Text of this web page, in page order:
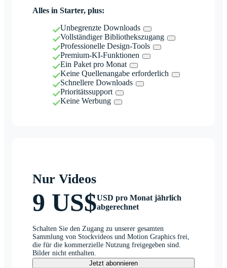
Alles in Starter, plus:
Unbegrenzte Downloads
Vollständiger Bibliothekszugang
Professionelle Design-Tools
Premium-KI-Funktionen
Ein Paket pro Monat
Keine Quellenangabe erforderlich
Schnellere Downloads
Prioritätssupport
Keine Werbung
Nur Videos
9 US$USD pro Monat jährlich
abgerechnet
Schalten Sie den Zugang zu unserer gesamten
Sammlung von Stockvideos und Motion Graphics frei,
die für die kommerzielle Nutzung freigegeben sind.
Bilder nicht enthalten.
Jetzt abonnieren